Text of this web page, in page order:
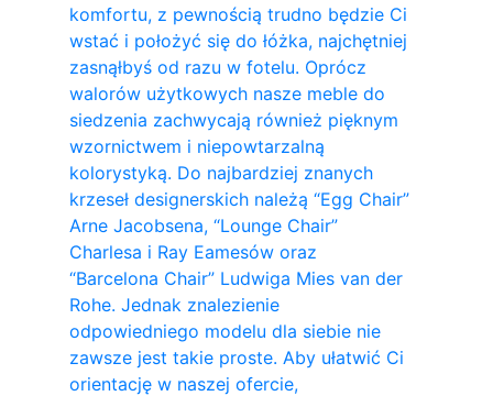
komfortu, z pewnością trudno będzie Ci
wstać i położyć się do łóżka, najchętniej
zasnąłbyś od razu w fotelu. Oprócz
walorów użytkowych nasze meble do
siedzenia zachwycają również pięknym
wzornictwem i niepowtarzalną
kolorystyką. Do najbardziej znanych
krzeseł designerskich należą “Egg Chair”
Arne Jacobsena, “Lounge Chair”
Charlesa i Ray Eamesów oraz
“Barcelona Chair” Ludwiga Mies van der
Rohe. Jednak znalezienie
odpowiedniego modelu dla siebie nie
zawsze jest takie proste. Aby ułatwić Ci
orientację w naszej ofercie,